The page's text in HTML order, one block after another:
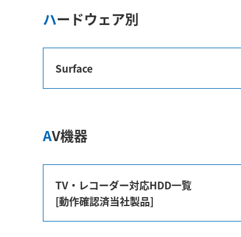
ハードウェア別
Surface
AV機器
TV・レコーダー対応HDD一覧
[動作確認済当社製品]